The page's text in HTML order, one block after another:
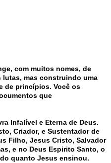
com muitos nomes, de
lutas, mas construindo uma
de princípios. Você os
que
Infalível e Eterna de Deus.
Criador, e Sustentador de
Filho, Jesus Cristo, Salvador
e no Deus Espirito Santo, o
quanto Jesus ensinou.